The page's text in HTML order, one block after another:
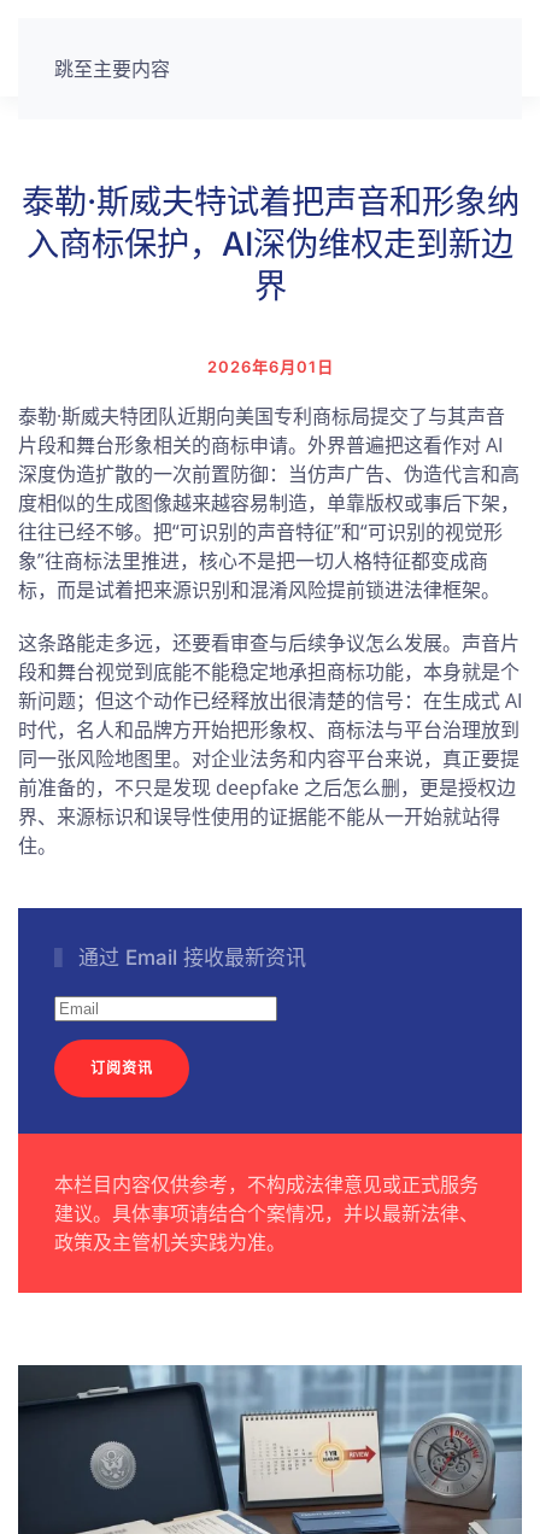
跳至主要内容
泰勒·斯威夫特试着把声音和形象纳
入商标保护，AI深伪维权走到新边
界
2026年6月01日
泰勒·斯威夫特团队近期向美国专利商标局提交了与其声音
片段和舞台形象相关的商标申请。外界普遍把这看作对 AI
深度伪造扩散的一次前置防御：当仿声广告、伪造代言和高
度相似的生成图像越来越容易制造，单靠版权或事后下架，
往往已经不够。把“可识别的声音特征”和“可识别的视觉形
象”往商标法里推进，核心不是把一切人格特征都变成商
标，而是试着把来源识别和混淆风险提前锁进法律框架。
这条路能走多远，还要看审查与后续争议怎么发展。声音片
段和舞台视觉到底能不能稳定地承担商标功能，本身就是个
新问题；但这个动作已经释放出很清楚的信号：在生成式 AI
时代，名人和品牌方开始把形象权、商标法与平台治理放到
同一张风险地图里。对企业法务和内容平台来说，真正要提
前准备的，不只是发现 deepfake 之后怎么删，更是授权边
界、来源标识和误导性使用的证据能不能从一开始就站得
住。
通过 Email 接收最新资讯
订阅资讯
本栏目内容仅供参考，不构成法律意见或正式服务
建议。具体事项请结合个案情况，并以最新法律、
政策及主管机关实践为准。